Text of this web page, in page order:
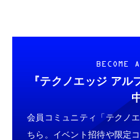
BECOME
『テクノエッジ アル
会員コミュニティ「テクノ
ちら。イベント招待や限定